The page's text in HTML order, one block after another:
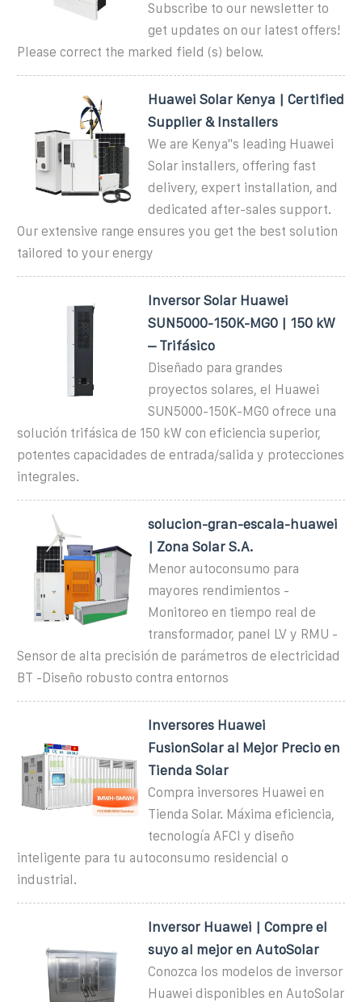
Subscribe to our newsletter to
get updates on our latest offers!
Please correct the marked field (s) below.
Huawei Solar Kenya | Certified
Supplier & Installers
We are Kenya''s leading Huawei
Solar installers, offering fast
delivery, expert installation, and
dedicated after-sales support.
Our extensive range ensures you get the best solution
tailored to your energy
Inversor Solar Huawei
SUN5000-150K-MG0 | 150 kW
– Trifásico
Diseñado para grandes
proyectos solares, el Huawei
SUN5000-150K-MG0 ofrece una
solución trifásica de 150 kW con eficiencia superior,
potentes capacidades de entrada/salida y protecciones
integrales.
solucion-gran-escala-huawei
| Zona Solar S.A.
Menor autoconsumo para
mayores rendimientos -
Monitoreo en tiempo real de
transformador, panel LV y RMU -
Sensor de alta precisión de parámetros de electricidad
BT -Diseño robusto contra entornos
Inversores Huawei
FusionSolar al Mejor Precio en
Tienda Solar
Compra inversores Huawei en
Tienda Solar. Máxima eficiencia,
tecnología AFCI y diseño
inteligente para tu autoconsumo residencial o
industrial.
Inversor Huawei | Compre el
suyo al mejor en AutoSolar
Conozca los modelos de inversor
Huawei disponibles en AutoSolar